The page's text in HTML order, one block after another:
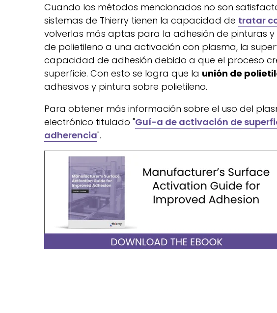
Cuando los métodos mencionados no son
sistemas de Thierry tienen la capacidad de tratar
volverlas más aptas para la adhesión de pinturas
de polietileno a una activación con plasma, la
capacidad de adhesión debido a que el proceso
superficie. Con esto se logra que la unión de
adhesivos y pintura sobre polietileno.
Para obtener más información sobre el uso del
electrónico titulado "Guí-a de activación de
adherencia".